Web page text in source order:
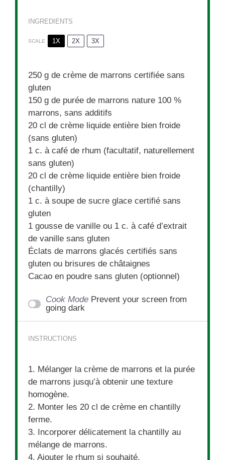
INGREDIENTS
SCALE 1X 2X 3X
250 g de crème de marrons certifiée sans
gluten
150 g de purée de marrons nature 100 %
marrons, sans additifs
20 cl de crème liquide entière bien froide
(sans gluten)
1 c. à café de rhum (facultatif, naturellement
sans gluten)
20 cl de crème liquide entière bien froide
(chantilly)
1 c. à soupe de sucre glace certifié sans
gluten
1 gousse de vanille ou 1 c. à café d’extrait
de vanille sans gluten
Éclats de marrons glacés certifiés sans
gluten ou brisures de châtaignes
Cacao en poudre sans gluten (optionnel)
Cook Mode Prevent your screen from
going dark
INSTRUCTIONS
1. Mélanger la crème de marrons et la purée
de marrons jusqu’à obtenir une texture
homogène.
2. Monter les 20 cl de crème en chantilly
ferme.
3. Incorporer délicatement la chantilly au
mélange de marrons.
4. Ajouter le rhum si souhaité.